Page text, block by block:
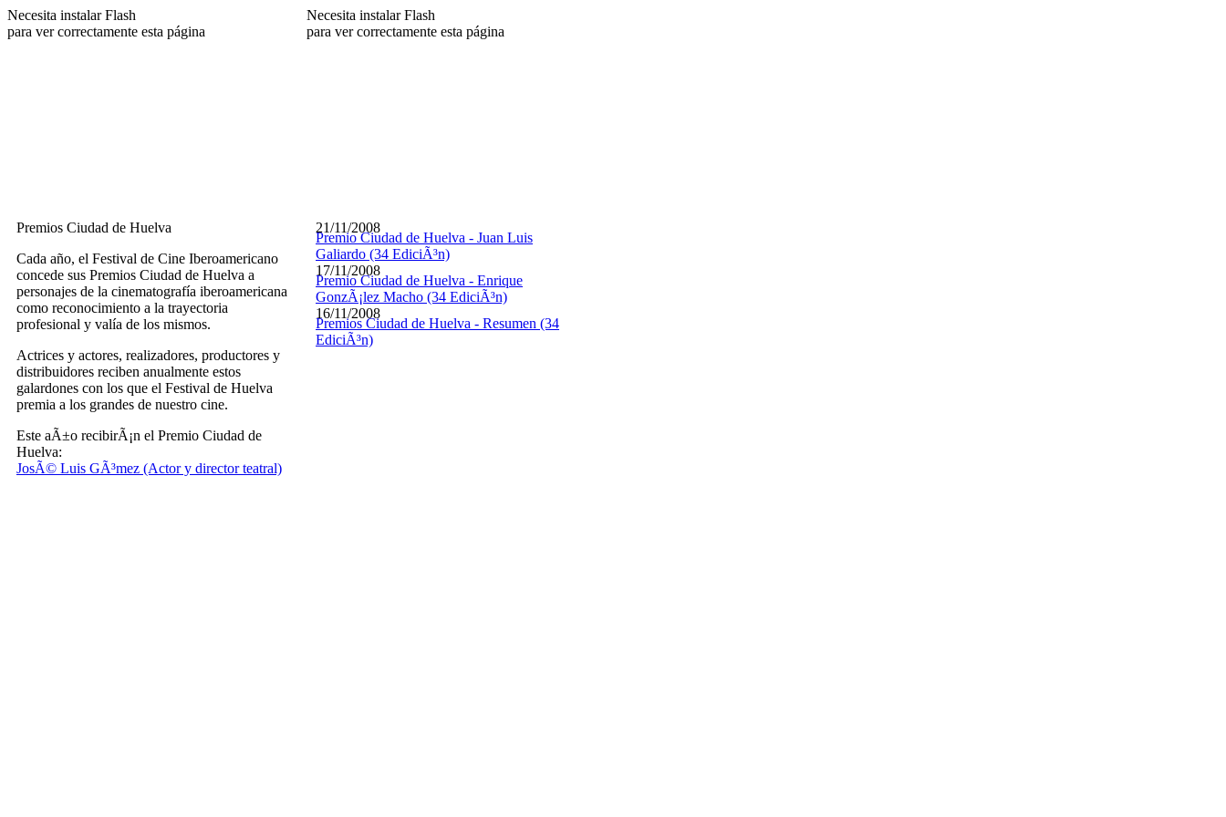
Necesita instalar Flash
para ver correctamente esta página
Premios Ciudad de Huelva
Cada año, el Festival de Cine Iberoamericano
concede sus Premios Ciudad de Huelva a
personajes de la cinematografía iberoamericana
como reconocimiento a la trayectoria
profesional y valía de los mismos.
Actrices y actores, realizadores, productores y
distribuidores reciben anualmente estos
galardones con los que el Festival de Huelva
premia a los grandes de nuestro cine.
Este aÃ±o recibirÃ¡n el Premio Ciudad de
Huelva:
JosÃ© Luis GÃ³mez (Actor y director teatral)
Necesita instalar Flash
para ver correctamente esta página
21/11/2008
Premio Ciudad de Huelva - Juan Luis
Galiardo (34 EdiciÃ³n)
17/11/2008
Premio Ciudad de Huelva - Enrique
GonzÃ¡lez Macho (34 EdiciÃ³n)
16/11/2008
Premios Ciudad de Huelva - Resumen (34
EdiciÃ³n)